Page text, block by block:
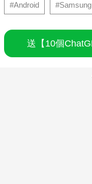
#Android #Samsung
送【10個